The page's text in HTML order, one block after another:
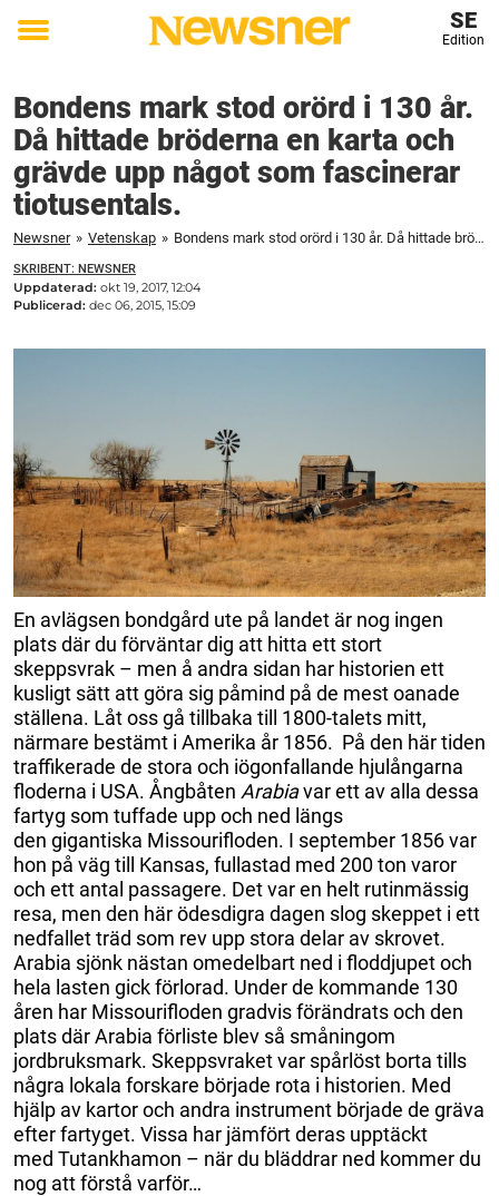
Toggle
SE
Edition
Bondens mark stod orörd i 130 år.
Då hittade bröderna en karta och
grävde upp något som fascinerar
tiotusentals.
Newsner » Vetenskap » Bondens mark stod orörd i 130 år. Då hittade bröderna en karta och grävde upp något som fascinerar tiotusentals.
SKRIBENT: NEWSNER
Uppdaterad: okt 19, 2017, 12:04
Publicerad: dec 06, 2015, 15:09
En avlägsen bondgård ute på landet är nog ingen
plats där du förväntar dig att hitta ett stort
skeppsvrak – men å andra sidan har historien ett
kusligt sätt att göra sig påmind på de mest oanade
ställena. Låt oss gå tillbaka till 1800-talets mitt,
närmare bestämt i Amerika år 1856. På den här tiden
traffikerade de stora och iögonfallande hjulångarna
floderna i USA. Ångbåten Arabiavar ett av alla dessa
fartyg som tuffade upp och ned längs
den gigantiska Missourifloden. I september 1856 var
hon på väg till Kansas, fullastad med 200 ton varor
och ett antal passagere. Det var en helt rutinmässig
resa, men den här ödesdigra dagen slog skeppet i ett
nedfallet träd som rev upp stora delar av skrovet.
Arabia sjönk nästan omedelbart ned i floddjupet och
hela lasten gick förlorad. Under de kommande 130
åren har Missourifloden gradvis förändrats och den
plats där Arabia förliste blev så småningom
jordbruksmark. Skeppsvraket var spårlöst borta tills
några lokala forskare började rota i historien. Med
hjälp av kartor och andra instrument började de gräva
efter fartyget. Vissa har jämfört deras upptäckt
med Tutankhamon – när du bläddrar ned kommer du
nog att förstå varför…